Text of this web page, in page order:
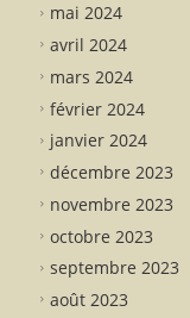
mai 2024
avril 2024
mars 2024
février 2024
janvier 2024
décembre 2023
novembre 2023
octobre 2023
septembre 2023
août 2023